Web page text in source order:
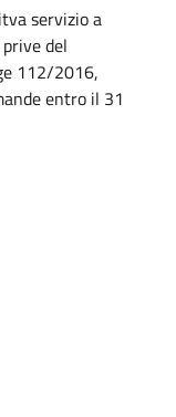
servizio a
del
112/2016,
entro il 31